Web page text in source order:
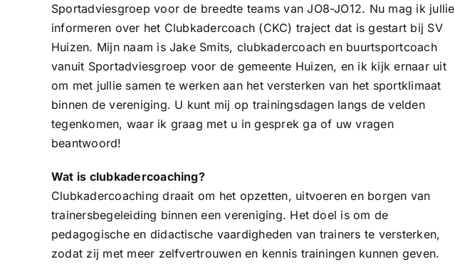
Sportadviesgroep voor de breedte teams van JO8-JO12. Nu mag ik jullie
informeren over het Clubkadercoach (CKC) traject dat is gestart bij SV
Huizen. Mijn naam is Jake Smits, clubkadercoach en buurtsportcoach
vanuit Sportadviesgroep voor de gemeente Huizen, en ik kijk ernaar uit
om met jullie samen te werken aan het versterken van het sportklimaat
binnen de vereniging. U kunt mij op trainingsdagen langs de velden
tegenkomen, waar ik graag met u in gesprek ga of uw vragen
beantwoord!
Wat is clubkadercoaching?
Clubkadercoaching draait om het opzetten, uitvoeren en borgen van
trainersbegeleiding binnen een vereniging. Het doel is om de
pedagogische en didactische vaardigheden van trainers te versterken,
zodat zij met meer zelfvertrouwen en kennis trainingen kunnen geven.